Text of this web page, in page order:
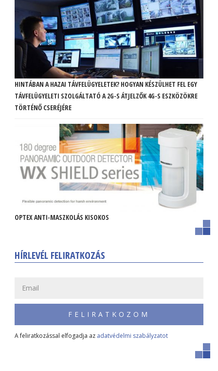
HINTÁBAN A HAZAI TÁVFELÜGYELETEK? HOGYAN KÉSZÜLHET FEL EGY
TÁVFELÜGYELETI SZOLGÁLTATÓ A 2G-S ÁTJELZŐK 4G-S ESZKÖZÖKRE
TÖRTÉNŐ CSERÉJÉRE
OPTEX ANTI-MASZKOLÁS KISOKOS
HÍRLEVÉL FELIRATKOZÁS
FELIRATKOZOM
A feliratkozással elfogadja az adatvédelmi szabályzatot